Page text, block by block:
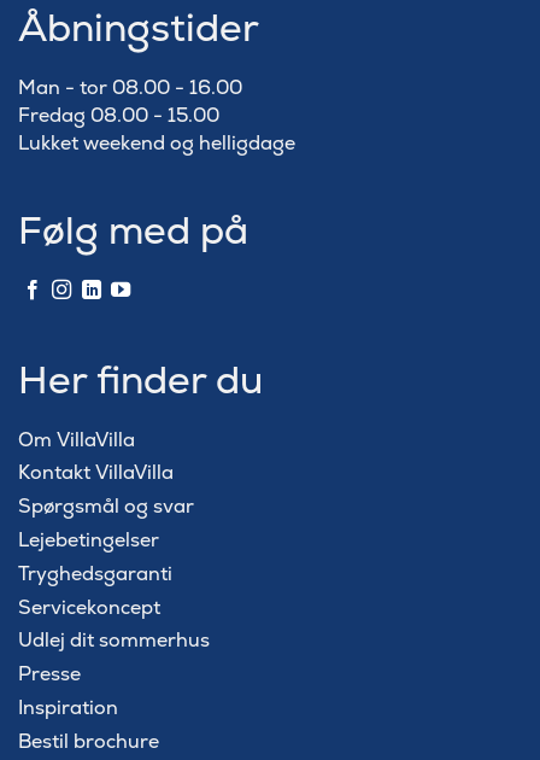
Åbningstider
Man - tor 08.00 - 16.00
Fredag 08.00 - 15.00
Lukket weekend og helligdage
Følg med på
Her finder du
Om VillaVilla
Kontakt VillaVilla
Spørgsmål og svar
Lejebetingelser
Tryghedsgaranti
Servicekoncept
Udlej dit sommerhus
Presse
Inspiration
Bestil brochure